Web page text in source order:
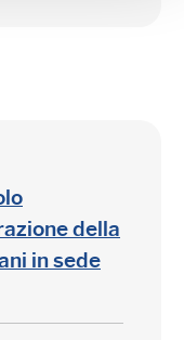
della
in sede